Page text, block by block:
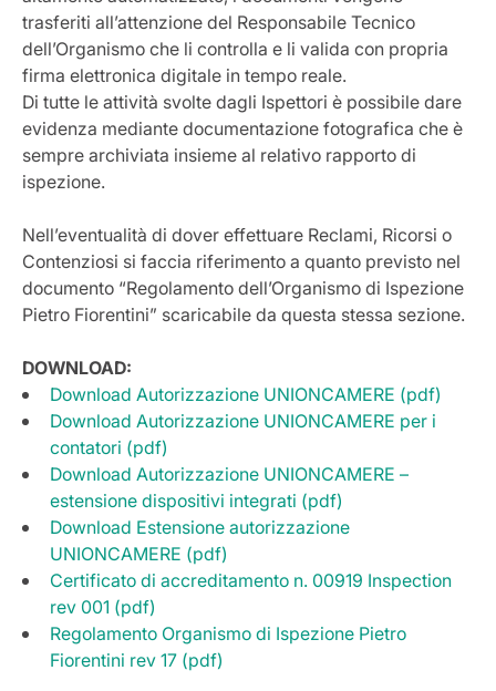
trasferiti all’attenzione del Responsabile Tecnico
dell’Organismo che li controlla e li valida con propria
firma elettronica digitale in tempo reale.
Di tutte le attività svolte dagli Ispettori è possibile dare
evidenza mediante documentazione fotografica che è
sempre archiviata insieme al relativo rapporto di
ispezione.
Nell’eventualità di dover effettuare Reclami, Ricorsi o
Contenziosi si faccia riferimento a quanto previsto nel
documento “Regolamento dell’Organismo di Ispezione
Pietro Fiorentini” scaricabile da questa stessa sezione.
DOWNLOAD:
Download Autorizzazione UNIONCAMERE (pdf)
Download Autorizzazione UNIONCAMERE per i
contatori (pdf)
Download Autorizzazione UNIONCAMERE –
estensione dispositivi integrati (pdf)
Download Estensione autorizzazione
UNIONCAMERE (pdf)
Certificato di accreditamento n. 00919 Inspection
rev 001 (pdf)
Regolamento Organismo di Ispezione Pietro
Fiorentini rev 17 (pdf)